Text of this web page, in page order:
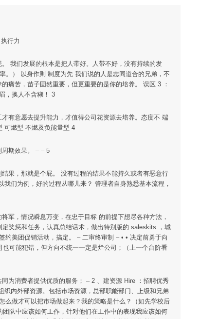
行力
我们发展的根本是把人带好。人带不好，没有持续的发
。） 以身作则 制度为先 我们说的人是志同道合的兄弟，不
痛苦，苗子固然重要，但更重要的是你的培养。 误区 3 ：
，换人不含糊！ 3
有意愿去提升能力，才值得公司花资源去培养。态度不 端
可燃型 不燃及负能量型 4
期效果。 – – 5
果，那就是个屁。 没有过程的结果不能持久或者有恶意行
们为例，好的过程从哪儿来？ 管理者自身熟悉基本流程，
军，情况瞬息万变，在忠于目标 的前提下想尽各种方法，
奖惩和任务，认真总结话术，做出特别版的 saleskits ，城
美团促销活动，搞定。 – 二审终审制 – • • 决定前勇于向
可能犯错，但方向不统一一定是烂公司；（上一个台阶看
为消费者提供优质的服务； – 2 、建资源 Hire ：招聘优秀
内外部资源。包括市场资源，总部职能部门、上级和兄弟
做才可以把市场做起来？我的策略是什么？（如先学校后
队中应该如何工作，针对他们在工作中的表现我应该如何